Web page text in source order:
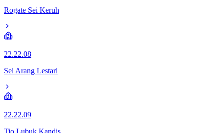
Rogate Sei Keruh
22.22.08
Sei Arang Lestari
22.22.09
Tio Lubuk Kandis